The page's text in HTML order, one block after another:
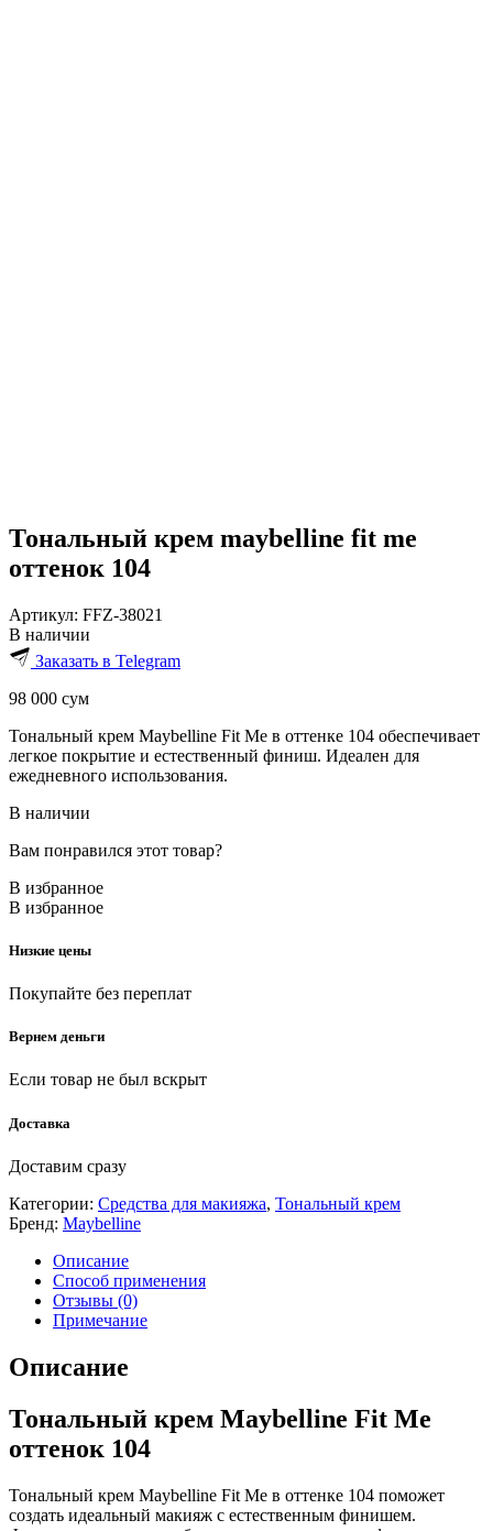
Тональный крем maybelline fit me
оттенок 104
Артикул: FFZ-38021
В наличии
Заказать в Telegram
98 000 сум
Тональный крем Maybelline Fit Me в оттенке 104 обеспечивает
легкое покрытие и естественный финиш. Идеален для
ежедневного использования.
В наличии
Вам понравился этот товар?
В избранное
В избранное
Низкие цены
Покупайте без переплат
Вернем деньги
Если товар не был вскрыт
Доставка
Доставим сразу
Категории: Средства для макияжа, Тональный крем
Бренд: Maybelline
Описание
Способ применения
Отзывы (0)
Примечание
Описание
Тональный крем Maybelline Fit Me
оттенок 104
Тональный крем Maybelline Fit Me в оттенке 104 поможет
создать идеальный макияж с естественным финишем.